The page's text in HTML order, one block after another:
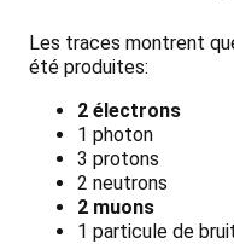
Les traces montrent
été produites:
2 électrons
1 photon
3 protons
2 neutrons
2 muons
1 particule de